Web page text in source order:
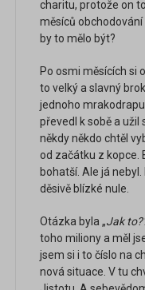
charitu, protože on
měsíců
by to mělo být?
Po osmi měsících si
to velký a slavný
jednoho
převedl k sobě a užil
někdy někdo chtěl
od začátku z kopce.
bohatší. Ale já
děsivě blízké nule.
Otázka byla „Jak
toho miliony a měl
jsem si i to číslo na
nová situace. V tu